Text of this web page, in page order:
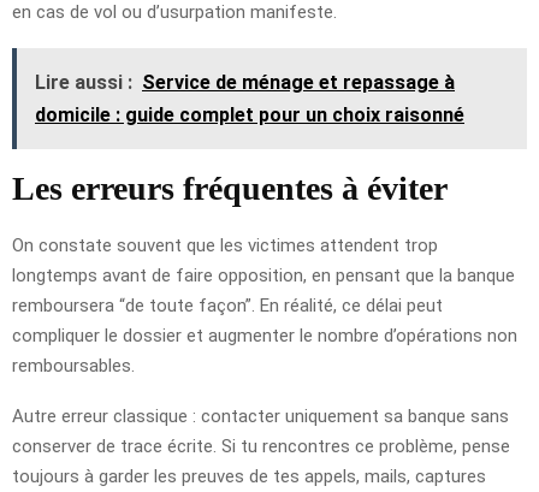
en cas de vol ou d’usurpation manifeste.
Lire aussi : Service de ménage et repassage à
domicile : guide complet pour un choix raisonné
Les erreurs fréquentes à éviter
On constate souvent que les victimes attendent trop
longtemps avant de faire opposition, en pensant que la banque
remboursera “de toute façon”. En réalité, ce délai peut
compliquer le dossier et augmenter le nombre d’opérations non
remboursables.
Autre erreur classique : contacter uniquement sa banque sans
conserver de trace écrite. Si tu rencontres ce problème, pense
toujours à garder les preuves de tes appels, mails, captures